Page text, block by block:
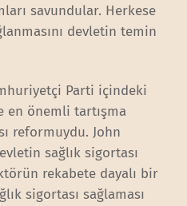
savundular. Herkese
devletin temin
Parti içindeki
en önemli tartışma
reformuydu. John
sağlık sigortası
rekabete dayalı bir
sigortası sağlaması